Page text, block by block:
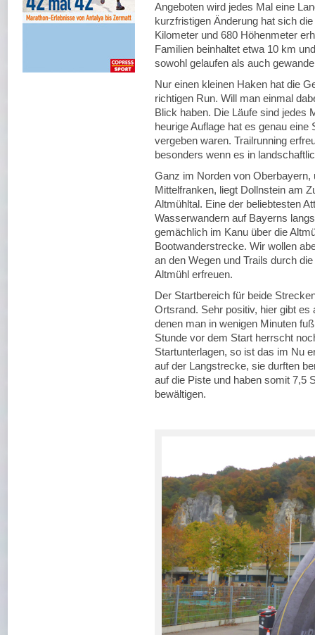
Angeboten wird jedes Mal eine
kurzfristigen Änderung hat sich
Kilometer und 680 Höhenmeter
Familien beinhaltet etwa 10 km
sowohl gelaufen als auch
Nur einen kleinen Haken hat die
richtigen Run. Will man einmal
Blick haben. Die Läufe sind jedes
heurige Auflage hat es genau
vergeben waren. Trailrunning
besonders wenn es in
Ganz im Norden von
Mittelfranken, liegt Dollnstein am
Altmühltal. Eine der beliebtesten
Wasserwandern auf Bayerns
gemächlich im Kanu über die
Bootwanderstrecke. Wir wollen
an den Wegen und Trails durch
Altmühl erfreuen.
Der Startbereich für beide
Ortsrand. Sehr positiv, hier gibt
denen man in wenigen Minuten
Stunde vor dem Start herrscht
Startunterlagen, so ist das im Nu
auf der Langstrecke, sie durften
auf die Piste und haben somit 7,5
bewältigen.